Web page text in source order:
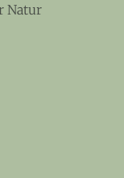
Natur